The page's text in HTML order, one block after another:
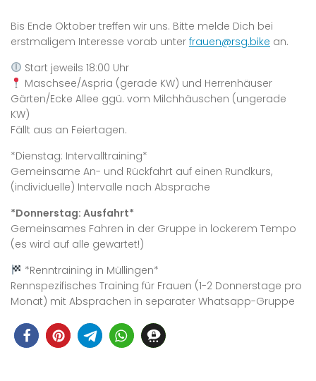
Bis Ende Oktober treffen wir uns. Bitte melde Dich bei
erstmaligem Interesse vorab unter frauen@rsg.bike an.
Start jeweils 18:00 Uhr
Maschsee/Aspria (gerade KW) und Herrenhäuser
Gärten/Ecke Allee ggü. vom Milchhäuschen (ungerade
KW)
Fällt aus an Feiertagen.
*Dienstag: Intervalltraining*
Gemeinsame An- und Rückfahrt auf einen Rundkurs,
(individuelle) Intervalle nach Absprache
*Donnerstag: Ausfahrt*
Gemeinsames Fahren in der Gruppe in lockerem Tempo
(es wird auf alle gewartet!)
*Renntraining in Müllingen*
Rennspezifisches Training für Frauen (1-2 Donnerstage pro
Monat) mit Absprachen in separater Whatsapp-Gruppe